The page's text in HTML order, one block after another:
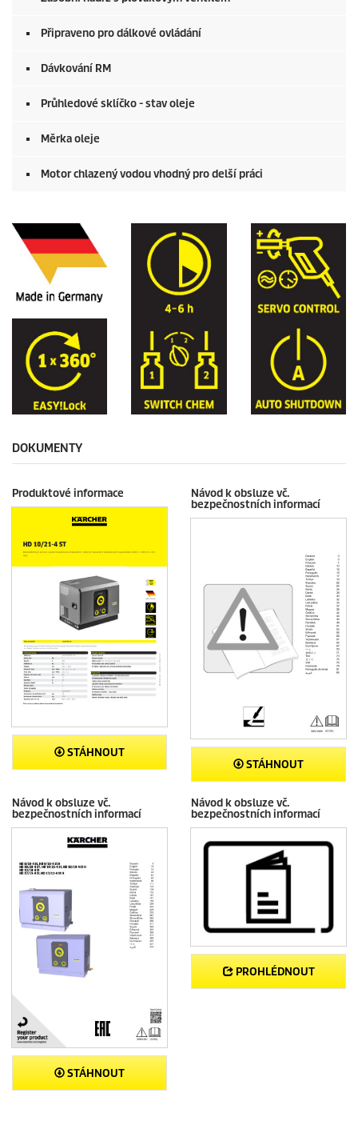
Připraveno pro dálkové ovládání
Dávkování RM
Průhledové sklíčko - stav oleje
Měrka oleje
Motor chlazený vodou vhodný pro delší práci
DOKUMENTY
Produktové informace
STÁHNOUT
Návod k obsluze vč.
bezpečnostních informací
STÁHNOUT
Návod k obsluze vč.
bezpečnostních informací
STÁHNOUT
Návod k obsluze vč.
bezpečnostních informací
PROHLÉDNOUT